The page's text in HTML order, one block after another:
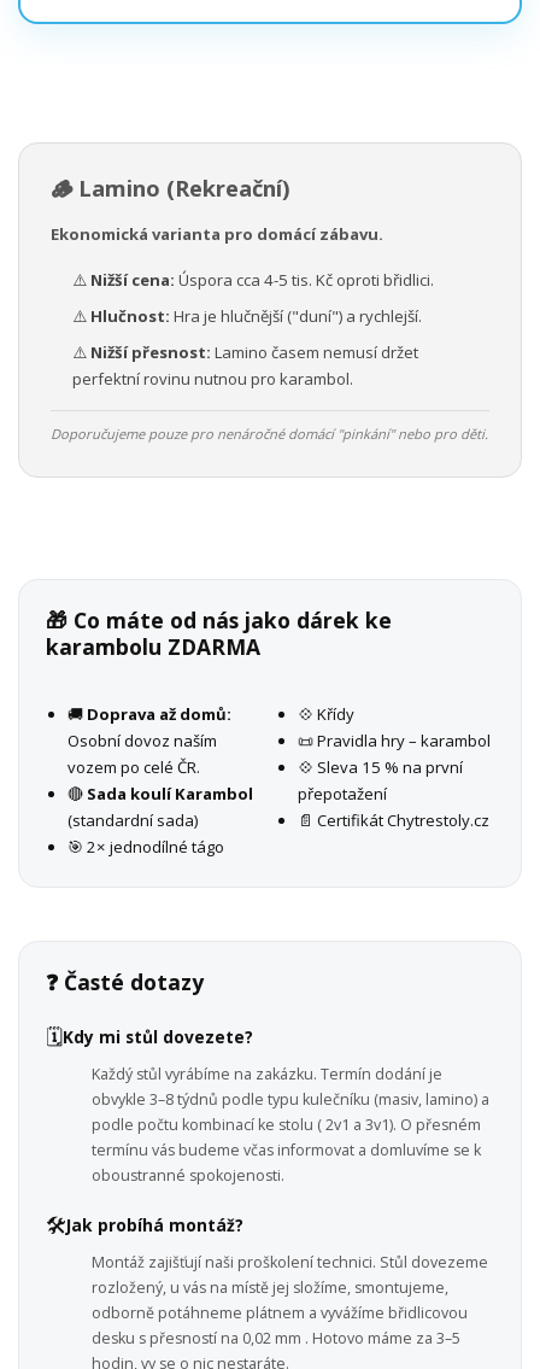
🪵 Lamino (Rekreační)
Ekonomická varianta pro domácí zábavu.
⚠️ Nižší cena: Úspora cca 4-5 tis. Kč oproti břidlici.
⚠️ Hlučnost: Hra je hlučnější ("duní") a rychlejší.
⚠️ Nižší přesnost: Lamino časem nemusí držet
perfektní rovinu nutnou pro karambol.
Doporučujeme pouze pro nenáročné domácí "pinkání" nebo pro děti.
🎁 Co máte od nás jako dárek ke
karambolu ZDARMA
🚚 Doprava až domů:
Osobní dovoz naším
vozem po celé ČR.
🔴 Sada koulí Karambol
(standardní sada)
🎯 2× jednodílné tágo
💠 Křídy
📜 Pravidla hry – karambol
💠 Sleva 15 % na první
přepotažení
📄 Certifikát Chytrestoly.cz
❓ Časté dotazy
🗓️Kdy mi stůl dovezete?
Každý stůl vyrábíme na zakázku. Termín dodání je
obvykle 3–8 týdnů podle typu kulečníku (masiv, lamino) a
podle počtu kombinací ke stolu ( 2v1 a 3v1). O přesném
termínu vás budeme včas informovat a domluvíme se k
oboustranné spokojenosti.
🛠️Jak probíhá montáž?
Montáž zajišťují naši proškolení technici. Stůl dovezeme
rozložený, u vás na místě jej složíme, smontujeme,
odborně potáhneme plátnem a vyvážíme břidlicovou
desku s přesností na 0,02 mm . Hotovo máme za 3–5
hodin, vy se o nic nestaráte.